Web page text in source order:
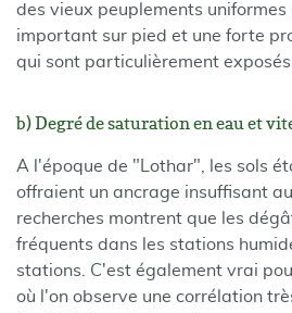
des vieux peuplements
important sur pied et une forte
qui sont particulièrement
b) Degré de saturation en eau et
A l'époque de "Lothar", les sols
offraient un ancrage insuffisant
recherches montrent que les
fréquents dans les stations
stations. C'est également vrai
où l'on observe une corrélation